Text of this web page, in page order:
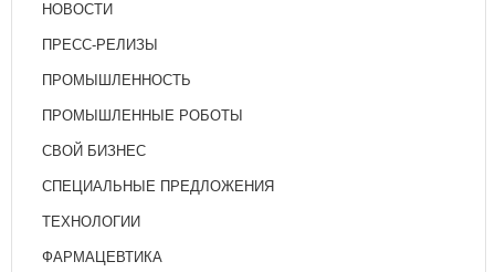
НОВОСТИ
ПРЕСС-РЕЛИЗЫ
ПРОМЫШЛЕННОСТЬ
ПРОМЫШЛЕННЫЕ РОБОТЫ
СВОЙ БИЗНЕС
СПЕЦИАЛЬНЫЕ ПРЕДЛОЖЕНИЯ
ТЕХНОЛОГИИ
ФАРМАЦЕВТИКА